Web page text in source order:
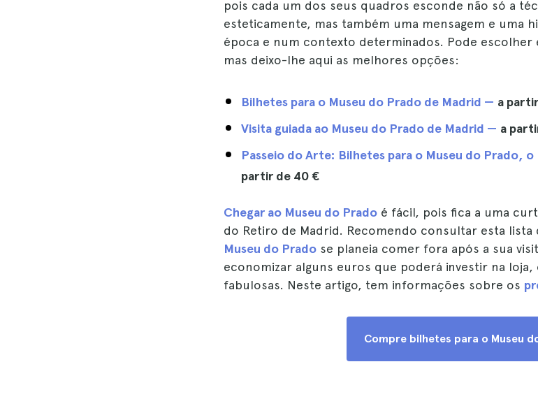
pois cada um dos seus quadros esconde não só a
esteticamente, mas também uma mensagem e uma
época e num contexto determinados. Pode
mas deixo-lhe aqui as melhores opções:
Bilhetes para o Museu do Prado de Madrid — a
Visita guiada ao Museu do Prado de Madrid — a
Passeio do Arte: Bilhetes para o Museu do Prado, o
partir de 40 €
Chegar ao Museu do Prado é fácil, pois fica a uma
do Retiro de Madrid. Recomendo consultar esta lista
Museu do Prado se planeia comer fora após a sua
economizar alguns euros que poderá investir na
fabulosas. Neste artigo, tem informações sobre os
Compre bilhetes para o Museu